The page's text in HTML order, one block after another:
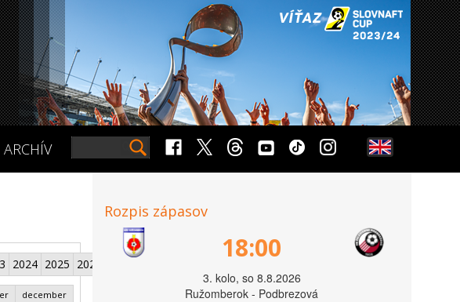
ARCHÍV
2024 2025 2026
december
Rozpis zápasov
18:00
3. kolo, so 8.8.2026
Ružomberok - Podbrezová